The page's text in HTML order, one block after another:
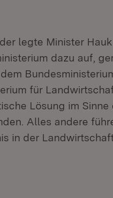
legte Minister
dazu auf,
für
Lösung im Sinne
Alles andere
in der